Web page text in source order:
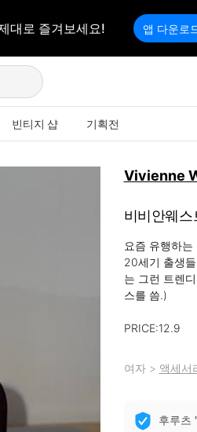
대로 즐겨보세요! 앱 다운로
빈티지 샵 기획전
Vivienne
비비안웨
요즘 유행하
20세기 출생
는 그런 트렌
스를 씀.)
PRICE:12.9
여자> 액세서
후루츠